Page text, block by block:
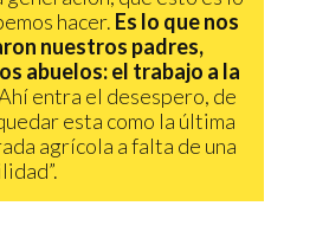
hacer. Es lo que nos
nuestros padres,
abuelos: el trabajo a la
entra el desespero, de
esta como la última
agrícola a falta de una